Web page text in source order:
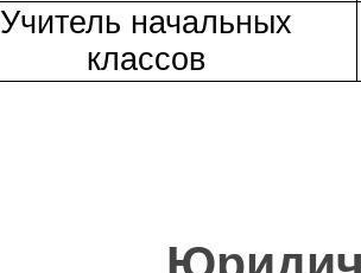
Учитель начальных
классов